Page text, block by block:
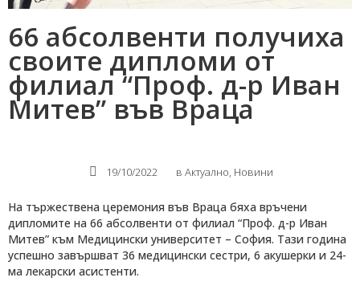
66 абсолвенти получиха
своите дипломи от
филиал “Проф. д-р Иван
Митев” във Враца
19/10/2022 в Актуално, Новини
На тържествена церемония във Враца бяха връчени
дипломите на 66 абсолвенти от филиал “Проф. д-р Иван
Митев” към Медицински университет – София. Тази година
успешно завършват 36 медицински сестри, 6 акушерки и 24-
ма лекарски асистенти.